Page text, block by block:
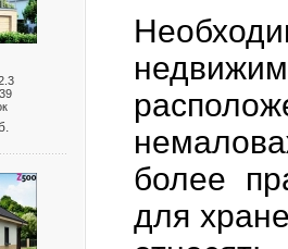
более
для